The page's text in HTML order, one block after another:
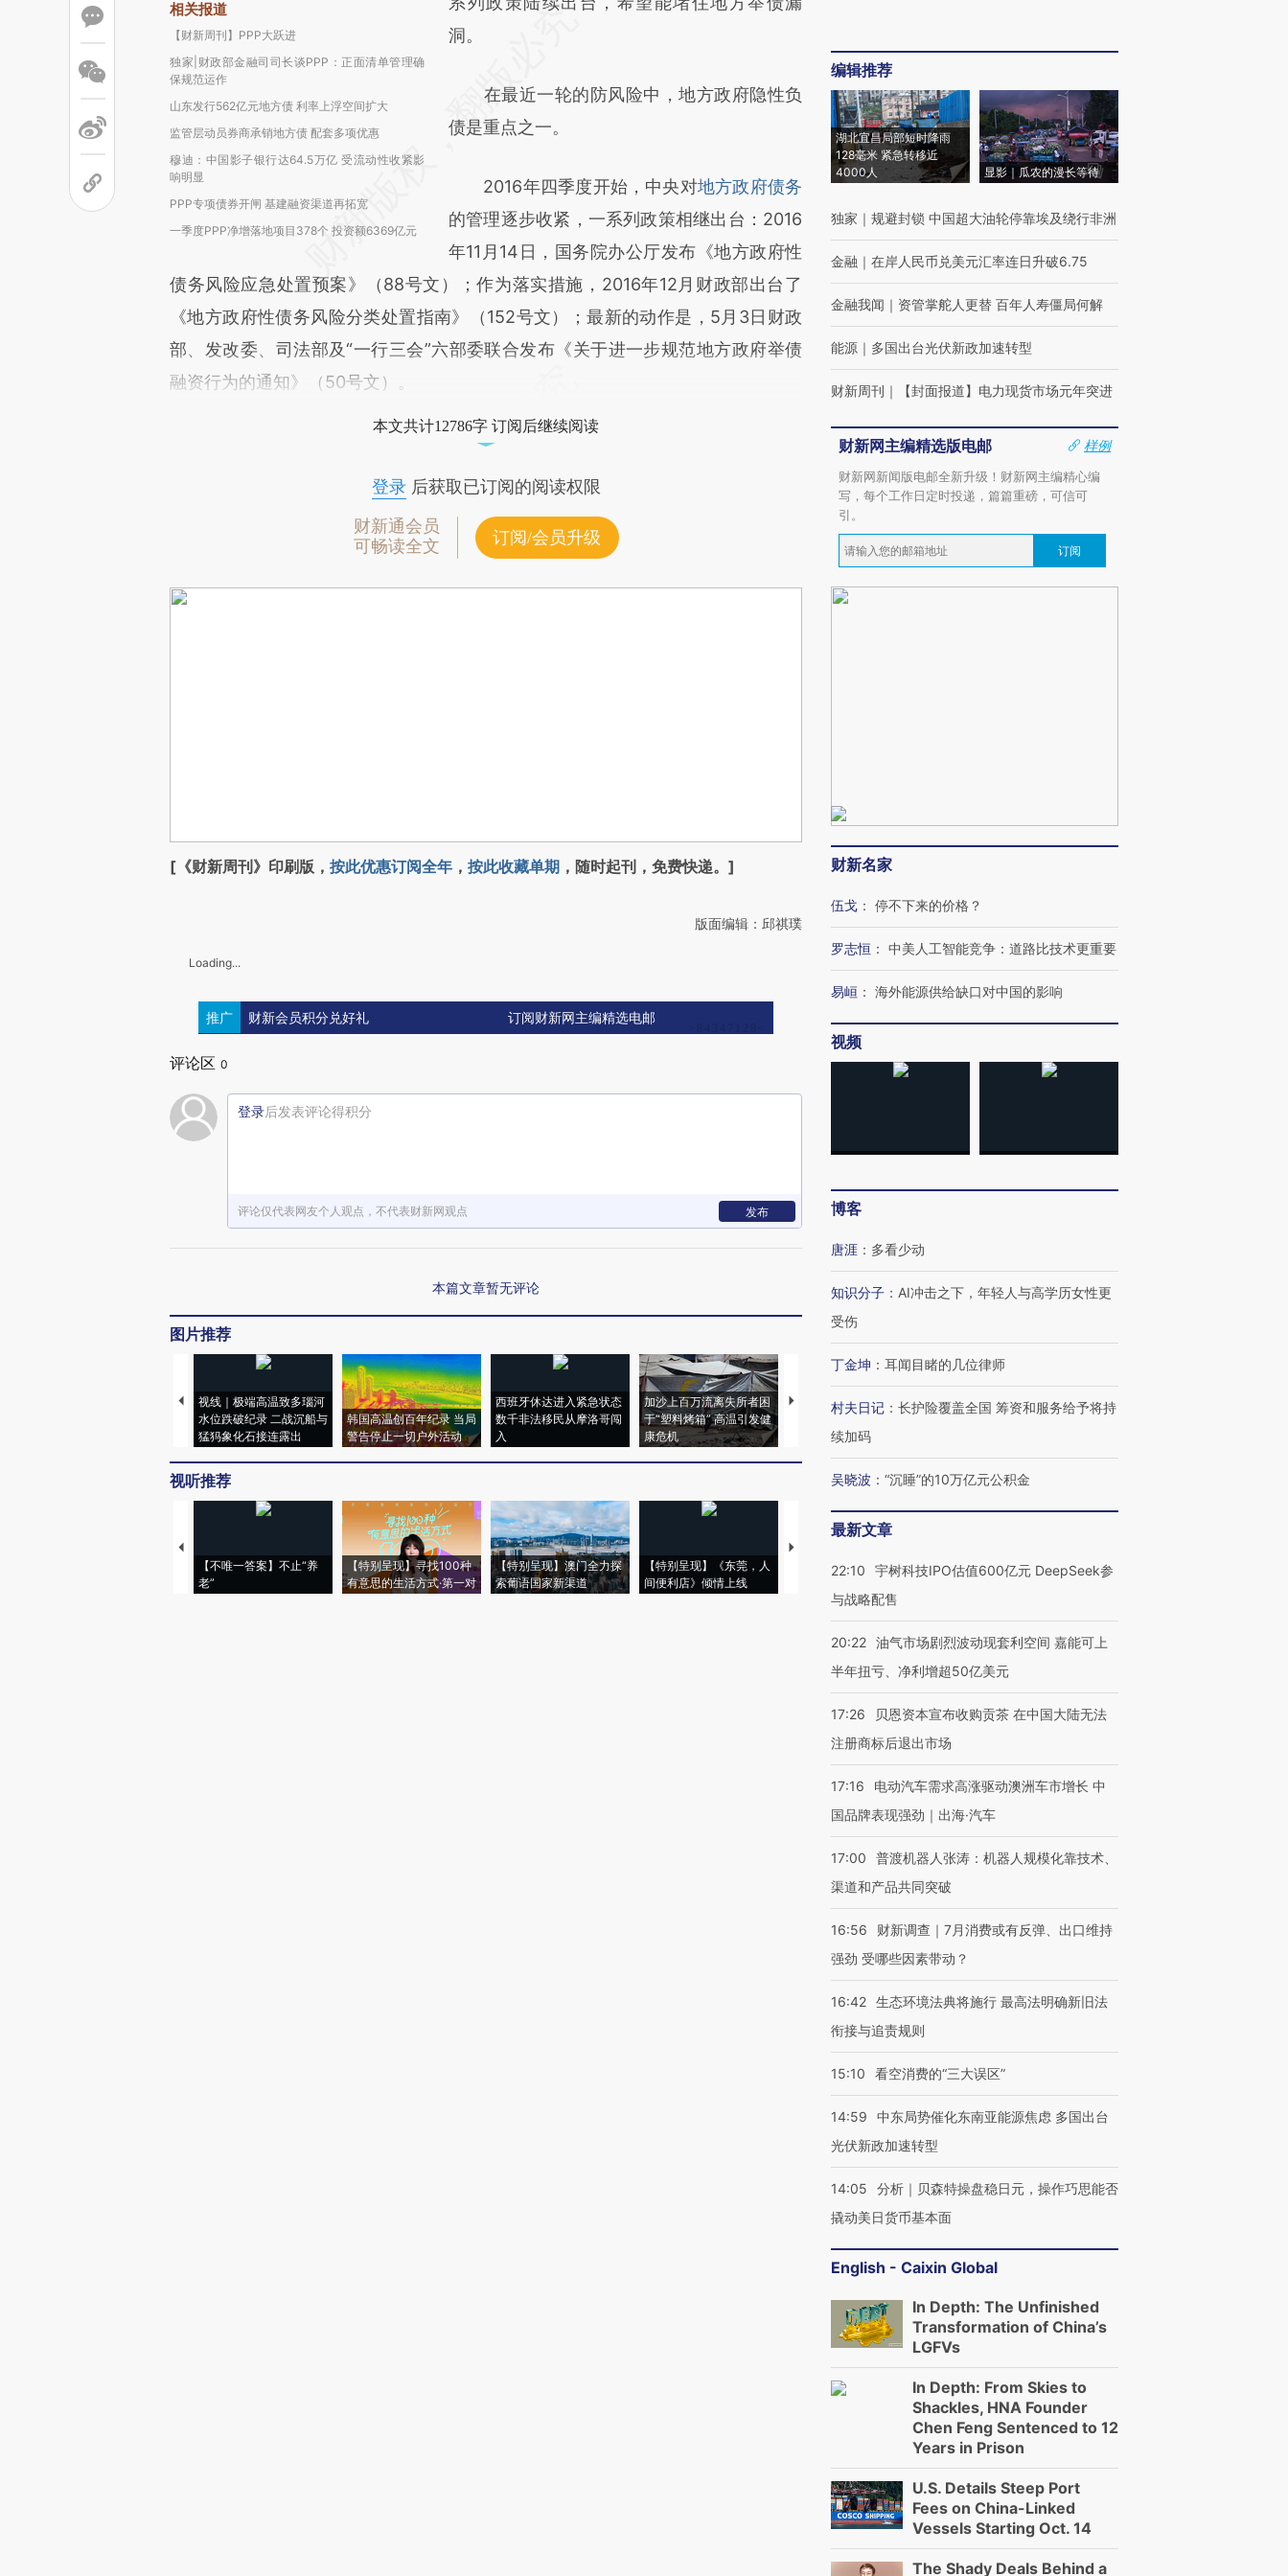
相关报道
【财新周刊】PPP大跃进
独家|财政部金融司司长谈PPP：正面清单管理确
保规范运作
山东发行562亿元地方债 利率上浮空间扩大
监管层动员券商承销地方债 配套多项优惠
穆迪：中国影子银行达64.5万亿 受流动性收紧影
响明显
PPP专项债券开闸 基建融资渠道再拓宽
一季度PPP净增落地项目378个 投资额6369亿元
洞。
在最近一轮的防风险中，地方政府隐性负
债是重点之一。
2016年四季度开始，中央对地方政府债务
的管理逐步收紧，一系列政策相继出台：2016
年11月14日，国务院办公厅发布《地方政府性
债务风险应急处置预案》（88号文）；作为落实措施，2016年12月财政部出台了
《地方政府性债务风险分类处置指南》（152号文）；最新的动作是，5月3日财政
部、发改委、司法部及“一行三会”六部委联合发布《关于进一步规范地方政府举债
融资行为的通知》（50号文）。
本文共计12786字 订阅后继续阅读
登录后获取已订阅的阅读权限
财新通会员
可畅读全文
订阅/会员升级
[《财新周刊》印刷版， 按此优惠订阅全年 ， 按此收藏单期 ，随时起刊，免费快递。]
版面编辑：邱祺璞
Loading...
推广 财新会员积分兑好礼 订阅财新网主编精选电邮
评论区 0
登录后发表评论得积分
评论仅代表网友个人观点，不代表财新网观点 发布
本篇文章暂无评论
图片推荐
视线｜极端高温致多瑙河
水位跌破纪录 二战沉船与
猛犸象化石接连露出
韩国高温创百年纪录 当局
警告停止一切户外活动
西班牙休达进入紧急状态
数千非法移民从摩洛哥闯
入
加沙上百万流离失所者困
于“塑料烤箱” 高温引发健
康危机
视线｜HYROX的吸金
术：是什么让中产们甘
心“花钱找虐”？
马航飞行员跨国走私7万
粒摇头丸 尿检体内含3种
视线｜被称为“蟑螂”的印
度Z世代 用街头抗争将教
视听推荐
【不唯一答案】不止“养
老”
【特别呈现】寻找100种
有意思的生活方式·第一对
【特别呈现】澳门全力探
索葡语国家新渠道
【特别呈现】《东莞，人
间便利店》倾情上线
【推广】走进第四届链博
会，让数智科技“链”接产
【特别呈现】寻找100种
有意思的生活方式·第三对
CFO：不靠规模取胜，华
住三大增长引擎是什么？
编辑推荐
湖北宜昌局部短时降雨
128毫米 紧急转移近
4000人
显影｜瓜农的漫长等待
独家 ｜ 规避封锁 中国超大油轮停靠埃及绕行非洲
金融 ｜ 在岸人民币兑美元汇率连日升破6.75
金融我闻 ｜ 资管掌舵人更替 百年人寿僵局何解
能源 ｜ 多国出台光伏新政加速转型
财新周刊 ｜ 【封面报道】电力现货市场元年突进
财新网主编精选版电邮
样例
财新网新闻版电邮全新升级！财新网主编精心编
写，每个工作日定时投递，篇篇重磅，可信可
引。
订阅
财新名家
伍戈 ： 停不下来的价格？
罗志恒 ： 中美人工智能竞争：道路比技术更重要
易峘 ： 海外能源供给缺口对中国的影响
视频
博客
唐涯 ： 多看少动
知识分子 ： AI冲击之下，年轻人与高学历女性更
受伤
丁金坤 ： 耳闻目睹的几位律师
村夫日记 ： 长护险覆盖全国 筹资和服务给予将持
续加码
吴晓波 ： “沉睡”的10万亿元公积金
最新文章
22:10
宇树科技IPO估值600亿元 DeepSeek参
与战略配售
20:22 油气市场剧烈波动现套利空间 嘉能可上
半年扭亏、净利增超50亿美元
17:26
贝恩资本宣布收购贡茶 在中国大陆无法
注册商标后退出市场
17:16
电动汽车需求高涨驱动澳洲车市增长 中
国品牌表现强劲｜出海·汽车
17:00
普渡机器人张涛：机器人规模化靠技术、
渠道和产品共同突破
16:56
财新调查｜7月消费或有反弹、出口维持
强劲 受哪些因素带动？
16:42 生态环境法典将施行 最高法明确新旧法
衔接与追责规则
15:10 看空消费的“三大误区”
14:59
中东局势催化东南亚能源焦虑 多国出台
光伏新政加速转型
14:05
分析｜贝森特操盘稳日元，操作巧思能否
撬动美日货币基本面
English - Caixin Global
In Depth: The Unfinished
Transformation of China’s
LGFVs
In Depth: From Skies to
Shackles, HNA Founder
Chen Feng Sentenced to 12
Years in Prison
U.S. Details Steep Port
Fees on China-Linked
Vessels Starting Oct. 14
The Shady Deals Behind a